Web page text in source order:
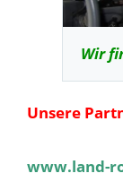
Wir
Unsere
www.land-